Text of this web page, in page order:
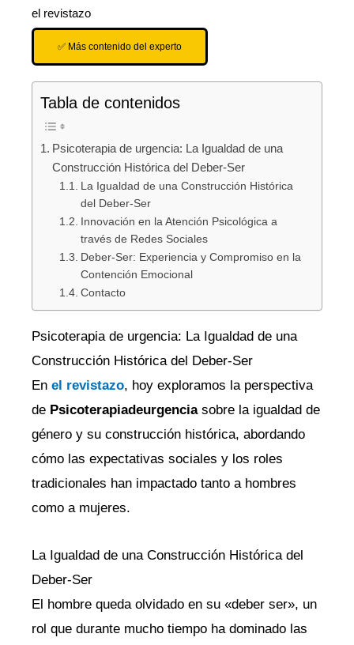
el revistazo
✅ Más contenido del experto
Tabla de contenidos
Psicoterapia de urgencia: La Igualdad de una
Construcción Histórica del Deber-Ser
La Igualdad de una Construcción Histórica
del Deber-Ser
Innovación en la Atención Psicológica a
través de Redes Sociales
Deber-Ser: Experiencia y Compromiso en la
Contención Emocional
Contacto
Psicoterapia de urgencia: La Igualdad de una
Construcción Histórica del Deber-Ser
En el revistazo, hoy exploramos la perspectiva
de Psicoterapiadeurgenciasobre la igualdad de
género y su construcción histórica, abordando
cómo las expectativas sociales y los roles
tradicionales han impactado tanto a hombres
como a mujeres.
La Igualdad de una Construcción Histórica del
Deber-Ser
El hombre queda olvidado en su «deber ser», un
rol que durante mucho tiempo ha dominado las